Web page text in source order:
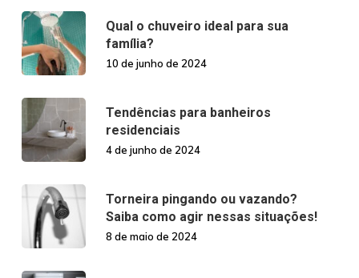
Qual o chuveiro ideal para sua
família?
10 de junho de 2024
Tendências para banheiros
residenciais
4 de junho de 2024
Torneira pingando ou vazando?
Saiba como agir nessas situações!
8 de maio de 2024